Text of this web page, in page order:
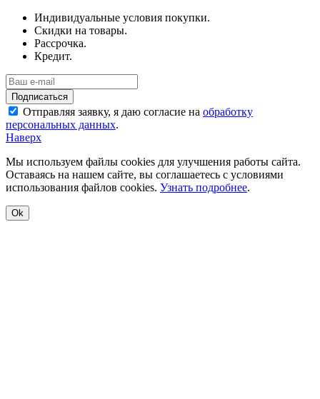
Индивидуальные условия покупки.
Скидки на товары.
Рассрочка.
Кредит.
Отправляя заявку, я даю согласие на обработку
персональных данных.
Наверх
Мы используем файлы cookies для улучшения работы сайта.
Оставаясь на нашем сайте, вы соглашаетесь с условиями
использования файлов cookies. Узнать подробнее.
Ok